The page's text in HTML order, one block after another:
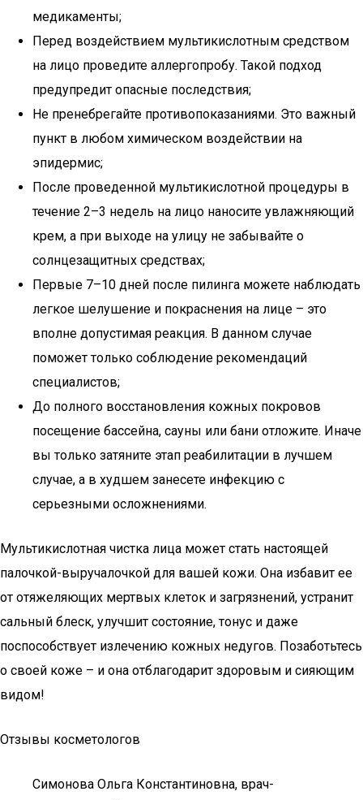
медикаменты;
Перед воздействием мультикислотным средством
на лицо проведите аллергопробу. Такой подход
предупредит опасные последствия;
Не пренебрегайте противопоказаниями. Это важный
пункт в любом химическом воздействии на
эпидермис;
После проведенной мультикислотной процедуры в
течение 2–3 недель на лицо наносите увлажняющий
крем, а при выходе на улицу не забывайте о
солнцезащитных средствах;
Первые 7–10 дней после пилинга можете наблюдать
легкое шелушение и покраснения на лице – это
вполне допустимая реакция. В данном случае
поможет только соблюдение рекомендаций
специалистов;
До полного восстановления кожных покровов
посещение бассейна, сауны или бани отложите. Иначе
вы только затяните этап реабилитации в лучшем
случае, а в худшем занесете инфекцию с
серьезными осложнениями.
Мультикислотная чистка лица может стать настоящей
палочкой-выручалочкой для вашей кожи. Она избавит ее
от отяжеляющих мертвых клеток и загрязнений, устранит
сальный блеск, улучшит состояние, тонус и даже
поспособствует излечению кожных недугов. Позаботьтесь
о своей коже – и она отблагодарит здоровым и сияющим
видом!
Отзывы косметологов
Симонова Ольга Константиновна, врач-